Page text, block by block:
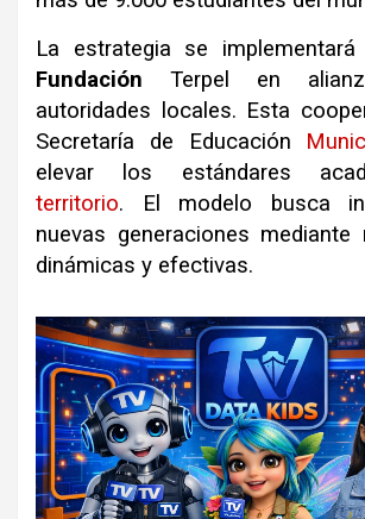
La estrategia se
Fundación Terpel en
autoridades locales. Esta
Secretaría de Educación
elevar los estándares
territorio.
El modelo busca
nuevas generaciones mediante
dinámicas y efectivas.